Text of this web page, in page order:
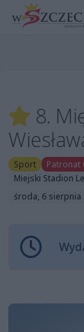
8.
Sport
Patronat
Miejski Stadion
środa, 6 sierpnia